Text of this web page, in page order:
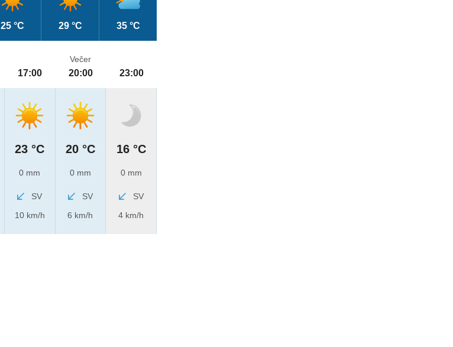
25 °C 29 °C 35 °C
17:00
23 °C
0 mm
SV
10 km/h
Večer
20:00
20 °C
0 mm
SV
6 km/h
23:00
16 °C
0 mm
SV
4 km/h